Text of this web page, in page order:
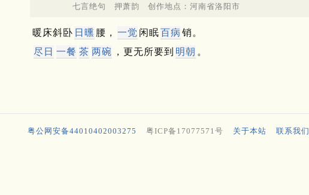
七言绝句 押萧韵 创作地点：河南省洛阳市
暖床斜卧 日曛 腰， 一觉 闲眠百病 销。
尽日 一餐 茶 两碗 ，更无所要到 明朝 。
粤公网安备44010402003275 粤ICP备17077571号 关于本站 联系我们